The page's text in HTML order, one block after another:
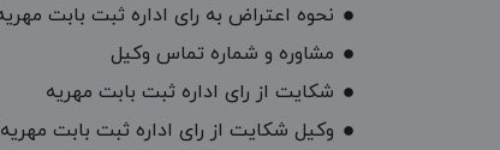
نحوه اعتراض به رای اداره ثبت بابت
مشاوره و شماره تماس وکیل
شکایت از رای اداره ثبت بابت مهریه
وکیل شکایت از رای اداره ثبت بابت مهریه